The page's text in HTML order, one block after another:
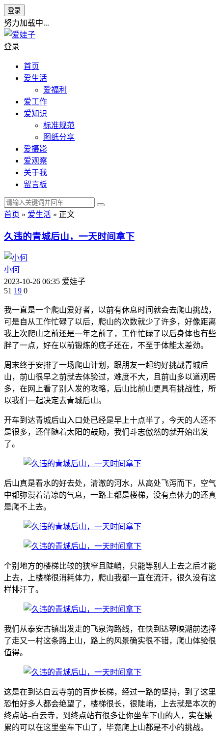
登录
努力加载中...
登录
首页
爱生活
爱福利
爱工作
爱知识
标准规范
图纸分享
爱摄影
爱观察
关于我
留言板
首页 » 爱生活 » 正文
久违的青城后山，一天时间拿下
小何
2023-10-26 06:35 爱娃子
51 19 0
我一直是一个爬山爱好者，以前有休息时间就会去爬山挑战，
可是自从工作忙碌了以后，爬山的次数就少了许多，好像距离
我上次爬山之前还是一年之前了，工作忙碌了以后身体也有些
胖了一点，好在以前锻炼的底子还在，不至于体能太差劲。
周末终于安排了一场爬山计划，跟朋友一起约好挑战青城后
山，前山很早之前就去体验过，难度不大，且前山多以道观居
多，在网上看了别人发的攻略，后山比前山更具有挑战性，所
以我们一起决定去青城后山。
开车到达青城后山入口处已经是早上十点半了，今天的人还不
是很多，还伴随着太阳的鼓励，我们斗志傲然的就开始出发
了。
后山真是看水的好去处，清澈的河水，从高处飞泻而下，空气
中都弥漫着清凉的气息，一路上都是楼梯，没有点体力的还真
是爬不上去。
个别地方的楼梯比较的狭窄且陡峭，只能等别人上去之后才能
上去，上楼梯很消耗体力，爬山我都一直在流汗，很久没有这
样排汗了。
我们从泰安古镇出发走的飞泉沟路线，在快到达翠映湖前选择
了走又一村这条路上山，路上的风景确实很不错，爬山体验很
值得。
这是在到达白云寺前的百步长梯，经过一路的坚持，到了这里
恐怕好多人都会绝望了，楼梯很长，很陡峭，上去就是本次的
终点站–白云寺，到终点站有很多让你坐车下山的人，实在嫌
累的可以在这里坐车下山了，毕竟爬上山都是不小的挑战。